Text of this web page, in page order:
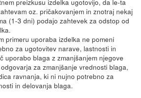
oz. pričakovanjem in znotraj nekaj
(1-3 dni) podajo zahtevek za odstop od
primeru uporaba izdelka ne pomeni
za ugotovitev narave, lastnosti in
uporabo blaga z zmanjšanjem njegove
za zmanjšanje vrednosti blaga,
ravnanja, ki ni nujno potrebno za
in delovanja blaga.